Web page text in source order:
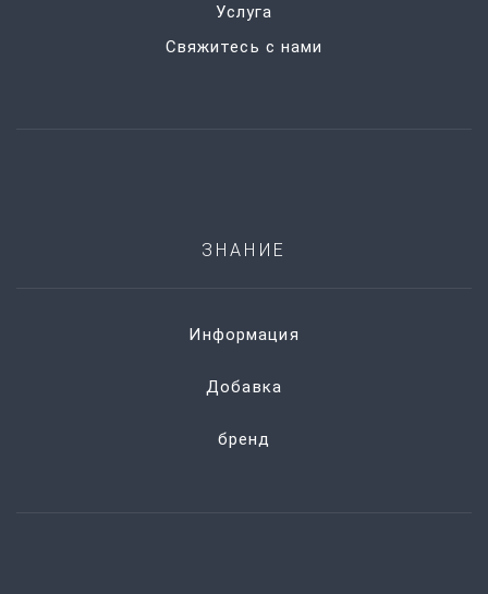
Услуга
Свяжитесь с нами
ЗНАНИЕ
Информация
Добавка
бренд